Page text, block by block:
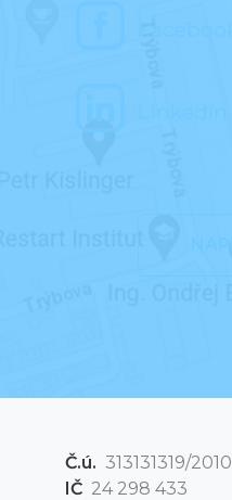
Č.ú. 313131319/2010
IČ 24 298 433